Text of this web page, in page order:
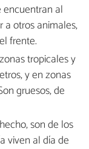
encuentran al
a otros animales,
frente.
tropicales y
y en zonas
gruesos, de
son de los
viven al día de